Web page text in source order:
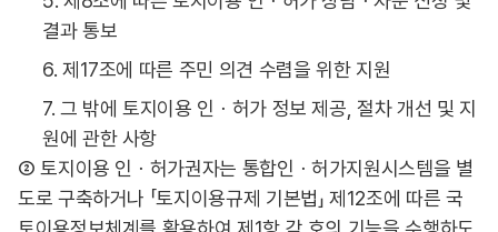
결과 통보
6. 제17조에 따른 주민 의견 수렴을 위한 지원
7. 그 밖에 토지이용 인ㆍ허가 정보 제공, 절차 개선 및 지
원에 관한 사항
② 토지이용 인ㆍ허가권자는 통합인ㆍ허가지원시스템을 별
도로 구축하거나 「토지이용규제 기본법」 제12조에 따른 국